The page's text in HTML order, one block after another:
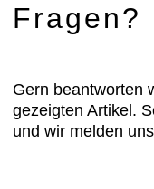
Fragen?
Gern beantworten
gezeigten Artikel.
und wir melden